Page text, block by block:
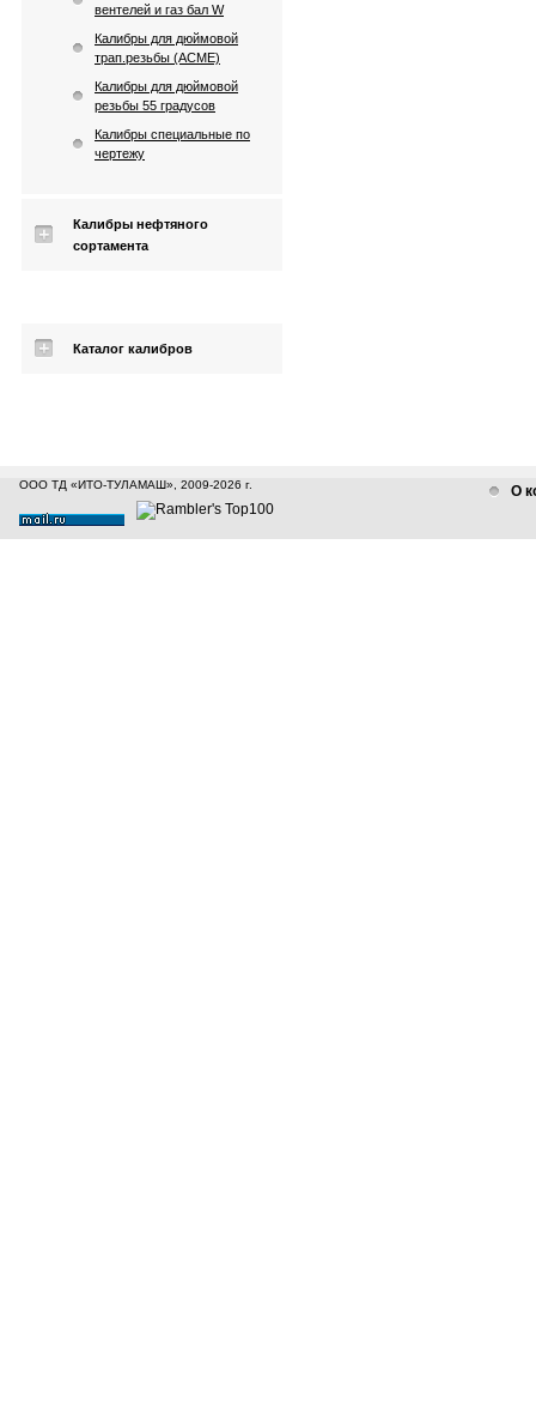
вентелей и газ бал W
Калибры для дюймовой
трап.резьбы (АСМЕ)
Калибры для дюймовой
резьбы 55 градусов
Калибры специальные по
чертежу
Калибры нефтяного
сортамента
Каталог калибров
ООО ТД «ИТО-ТУЛАМАШ», 2009-2026 г. О